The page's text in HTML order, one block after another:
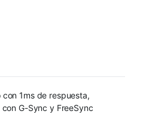
1ms de respuesta,
G-Sync y FreeSync